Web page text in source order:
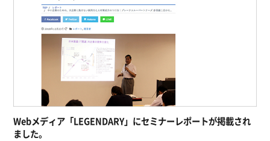
Webメディア「LEGENDARY」にセミナーレポートが掲載され
ました。